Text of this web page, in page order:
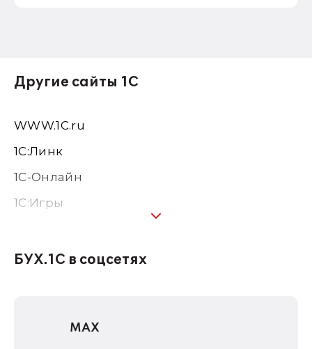
Другие сайты 1С
WWW.1С.ru
1С:Линк
1С-Онлайн
1C:Игры
1С:Консалтинг
1С:Дистрибьюция
БУХ.1С в соцсетях
MAX